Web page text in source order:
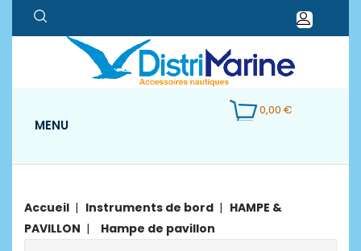
0,00 €
MENU
Accueil Instruments de bord
HAMPE &
PAVILLON
Hampe de pavillon